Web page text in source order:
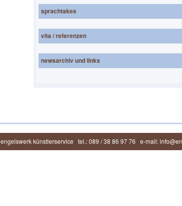
sprachtakes
vita / referenzen
newsarchiv und links
engelswerk künstlerservice tel.: 089 / 38 86 97 76 e-mail: